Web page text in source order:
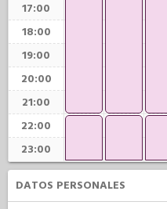
17:00
18:00
19:00
20:00
21:00
22:00
23:00
DATOS PERSONALES